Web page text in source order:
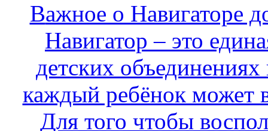
Важное о Навигаторе
Навигатор – это
детских объединениях
каждый ребёнок может
Для того чтобы